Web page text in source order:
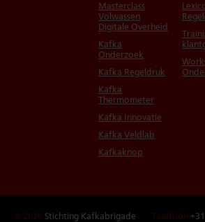
Masterclass
Volwassen
Digitale Overheid
Kafka
Onderzoek
Kafka Regeldruk
Kafka
Thermometer
Kafka Innovatie
Kafka Veldlab
Kafkaknop
© 2026 Stichting Kafkabrigade Telefoon